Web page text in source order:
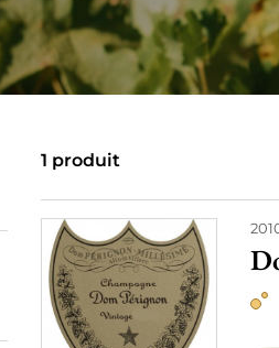
1 produit